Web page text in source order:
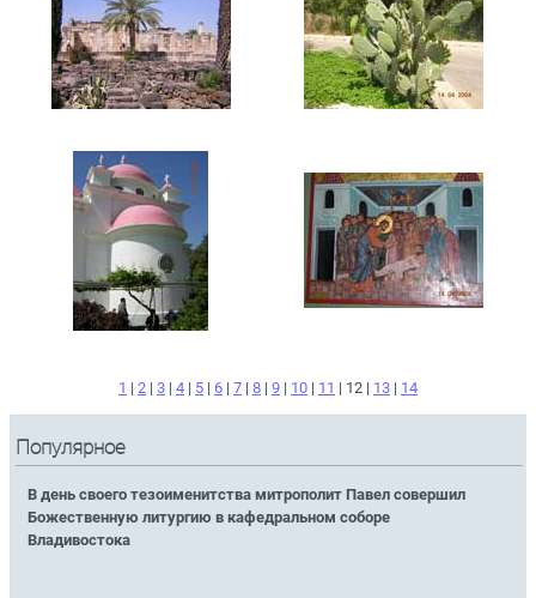
1 | 2 | 3 | 4 | 5 | 6 | 7 | 8 | 9 | 10 | 11 | 12 | 13 | 14
Популярное
В день своего тезоименитства митрополит Павел совершил
Божественную литургию в кафедральном соборе
Владивостока